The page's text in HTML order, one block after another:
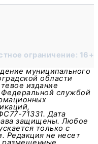
ограничение: 16+
муниципального
области
издание
Федеральной службой
71331. Дата
защищены. Любое
только с
Редакция не несет